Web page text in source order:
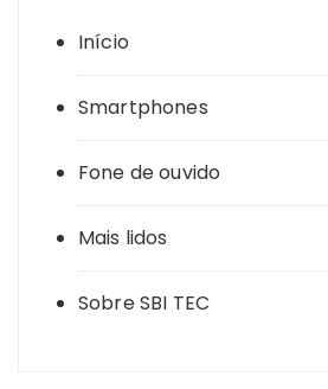
Início
Smartphones
Fone de ouvido
Mais lidos
Sobre SBI TEC